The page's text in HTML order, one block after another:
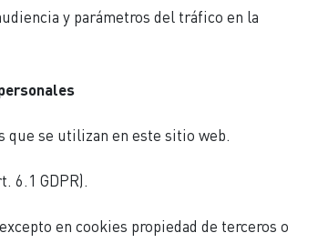
y parámetros del tráfico en la
que se utilizan en este sitio web.
6.1 GDPR).
en cookies propiedad de terceros o